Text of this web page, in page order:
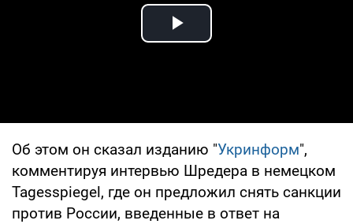
Play Video
Об этом он сказал изданию "Укринформ",
комментируя интервью Шредера в немецком
Tagesspiegel, где он предложил снять санкции
против России, введенные в ответ на